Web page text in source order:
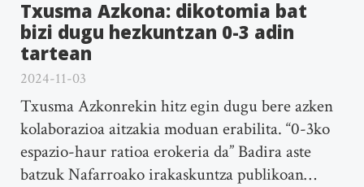
Txusma Azkona: dikotomia bat
bizi dugu hezkuntzan 0-3 adin
tartean
2024-11-03
Txusma Azkonrekin hitz egin dugu bere azken
kolaborazioa aitzakia moduan erabilita. “0-3ko
espazio-haur ratioa erokeria da” Badira aste
batzuk Nafarroako irakaskuntza publikoan…